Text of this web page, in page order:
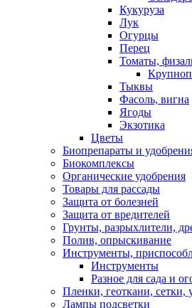
Кукуруза
Лук
Огурцы
Перец
Томаты,
Тыквы
Фасоль, вигна
Ягоды
Экзотика
Цветы
Биопрепараты и
Биокомплексы
Органические удобрения
Товары для рассады
Защита от болезней
Защита от вредителей
Грунты, разрыхлители,
Полив, опрыскивание
Инструменты,
Инструменты
Разное для сада и
Пленки, геоткани, сетки,
Лампы подсветки